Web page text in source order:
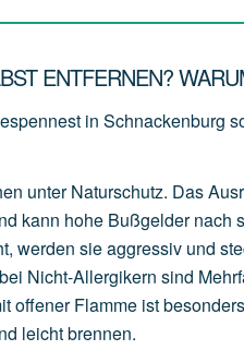
ENTFERNEN?
in Schnackenburg
unter Naturschutz. Das
kann hohe Bußgelder nach
werden sieaggressiv und
bei Nicht-Allergikern sind
offener Flamme istbesonders
leichtbrennen.